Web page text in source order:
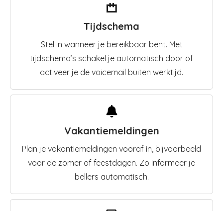
Tijdschema
Stel in wanneer je bereikbaar bent. Met
tijdschema’s schakel je automatisch door of
activeer je de voicemail buiten werktijd.
Vakantiemeldingen
Plan je vakantiemeldingen vooraf in, bijvoorbeeld
voor de zomer of feestdagen. Zo informeer je
bellers automatisch.